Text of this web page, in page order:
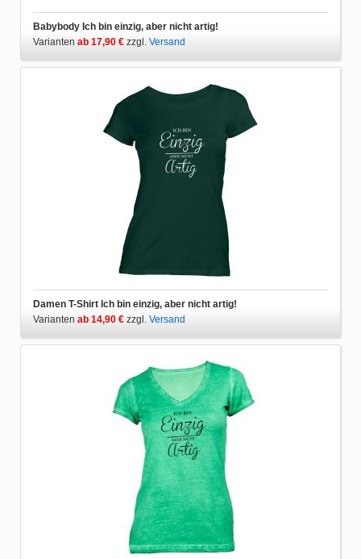
Babybody Ich bin einzig, aber nicht artig!
Varianten ab 17,90 € zzgl. Versand
Damen T-Shirt Ich bin einzig, aber nicht artig!
Varianten ab 14,90 € zzgl. Versand